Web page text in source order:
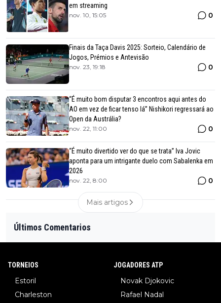
em streaming
nov. 10, 15:05 0
Finais da Taça Davis 2025: Sorteio, Calendário de
Jogos, Prémios e Antevisão
nov. 23, 19:18 0
“É muito bom disputar 3 encontros aqui antes do
AO em vez de ficar tenso lá” Nishikori regressará ao
Open da Austrália?
nov. 22, 11:00 0
“É muito divertido ver do que se trata” Iva Jovic
aponta para um intrigante duelo com Sabalenka em
2026
nov. 22, 8:00 0
Mais artigos
Últimos Comentarios
TORNEIOS
Estoril
Charleston
JOGADORES ATP
Novak Djokovic
Rafael Nadal